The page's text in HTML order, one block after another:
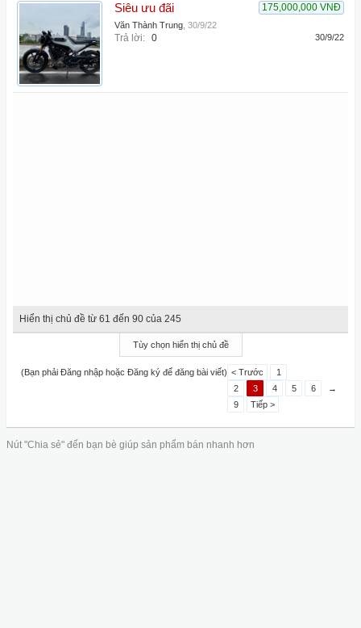
175,000,000 VNĐ
Siêu ưu đãi
Văn Thành Trung 30/9/22
Trả lời: 0 30/9/22
Hiển thị chủ đề từ 61 đến 90 của 245
Tùy chọn hiển thị chủ đề
(Bạn phải Đăng nhập hoặc Đăng ký để đăng bài viết) < Trước
1
2
3 4 5 6
→
9
Tiếp >
Nút "Chia sẻ" đến bạn bè giúp sản phẩm bán nhanh hơn